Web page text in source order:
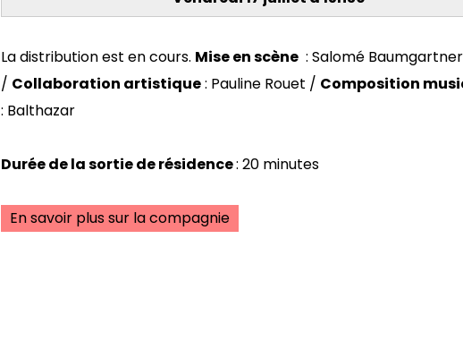
La distribution est en cours. Mise en scène : Salomé Baumgartner
/ Collaboration artistique: Pauline Rouet / Composition
: Balthazar
Durée de la sortie de résidence: 20 minutes
En savoir plus sur la compagnie